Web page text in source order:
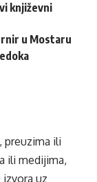
književni
u Mostaru
preuzima ili
ili medijima,
uz